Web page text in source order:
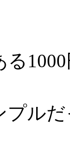
プル